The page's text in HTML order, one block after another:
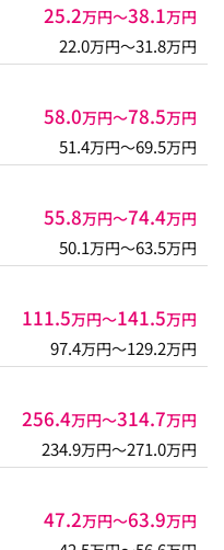
25.2万円〜38.1万円
22.0万円〜31.8万円
58.0万円〜78.5万円
51.4万円〜69.5万円
55.8万円〜74.4万円
50.1万円〜63.5万円
111.5万円〜141.5万円
97.4万円〜129.2万円
256.4万円〜314.7万円
234.9万円〜271.0万円
47.2万円〜63.9万円